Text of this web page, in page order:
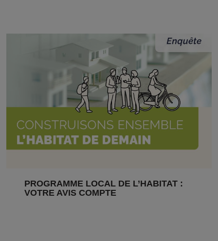
PROGRAMME LOCAL DE L’HABITAT :
VOTRE AVIS COMPTE